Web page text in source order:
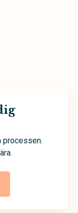
processen.